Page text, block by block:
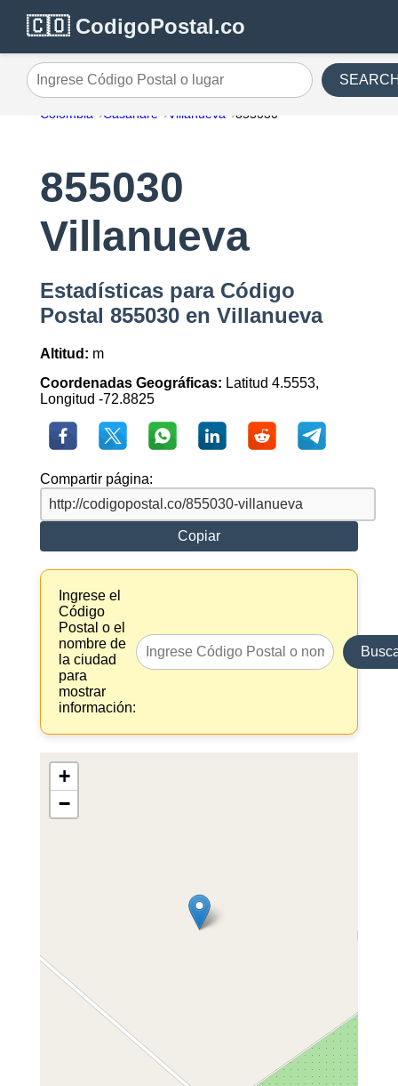
🇨🇴 CodigoPostal.co
Ingrese Código Postal o lugar
Colombia Casanare Villanueva 855030
855030
Villanueva
Estadísticas para Código
Postal 855030 en Villanueva
Altitud: m
Coordenadas Geográficas: Latitud 4.5553,
Longitud -72.8825
Compartir página:
Copiar
Ingrese el
Código
Postal o el
nombre de
la ciudad
para
mostrar
información:
+
−